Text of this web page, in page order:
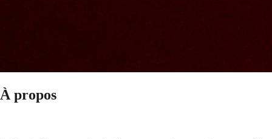
À propos